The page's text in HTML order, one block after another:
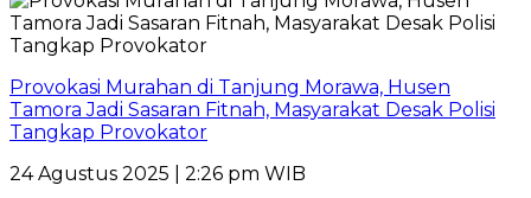
Provokasi Murahan di Tanjung Morawa, Husen
Tamora Jadi Sasaran Fitnah, Masyarakat Desak Polisi
Tangkap Provokator
24 Agustus 2025 | 2:26 pm WIB